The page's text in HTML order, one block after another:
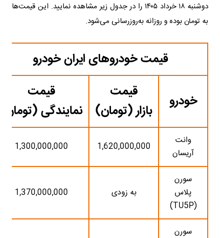
دوشنبه ۱۸ خرداد ۱۴۰۵ را در جدول زیر مشاهده نمایید. این قیمت‌ها
به تومان بوده و روزانه به‌روز‌رسانی می‌شود.
قیمت خودروهای ایران خودرو
خودرو
قیمت
بازار (تومان)
قیمت
نمایندگی (تومان)
وانت
آریسان
1,620,000,000
1,300,000,000
سورن
پلاس
(TU5P)
به زودی 1,370,000,000
سورن